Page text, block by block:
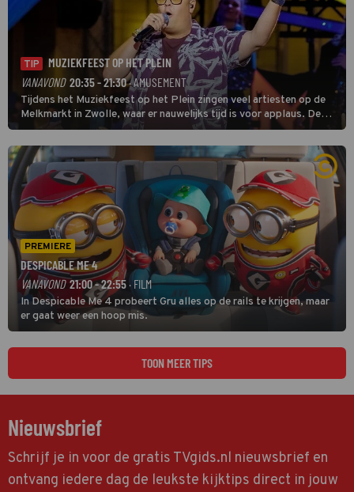
TIP
MUZIEKFEEST OP HET PLEIN
VANAVOND 20:35 - 21:30· AMUSEMENT
Tijdens het Muziekfeest op het Plein zingen veel artiesten op de
Melkmarkt in Zwolle, waar er nauwelijks tijd is voor applaus. De
grootste namen zijn André Hazes, Jannes, René Froger en
natuurlijk Rutger van Barneveld met zijn hit Zwoele Zomernachten.
PREMIERE
DESPICABLE ME 4
VANAVOND 21:00 - 22:55 · FILM
In Despicable Me 4 probeert Gru alles op de rails te krijgen, maar
er gaat weer een hoop mis.
TOON MEER TIPS
Nieuwsbrief
Schrijf je in voor de gratis TVgids.nl nieuwsbrief en
ontvang iedere dag de leukste kijktips direct in jouw